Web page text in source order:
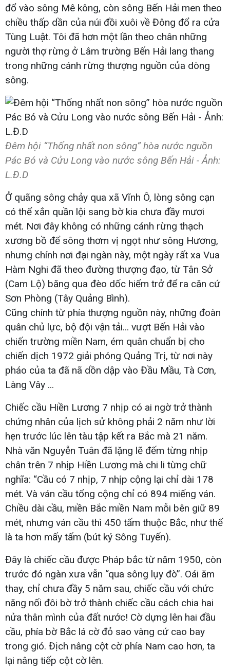
đổ vào sông Mê kông, còn sông Bến Hải men theo
chiều thấp dần của núi đồi xuôi về Đông đổ ra cửa
Tùng Luật. Tôi đã hơn một lần theo chân những
người thợ rừng ở Lâm trường Bến Hải lang thang
trong những cánh rừng thượng nguồn của dòng
sông.
Đêm hội “Thống nhất non sông” hòa nước nguồn
Pác Bó và Cửu Long vào nước sông Bến Hải - Ảnh:
L.Đ.D
Ở quãng sông chảy qua xã Vĩnh Ô, lòng sông cạn
có thể xắn quần lội sang bờ kia chưa đầy mươi
mét. Nơi đây không có những cánh rừng thạch
xương bồ để sông thơm vị ngọt như sông Hương,
nhưng chính nơi đại ngàn này, một ngày rất xa Vua
Hàm Nghi đã theo đường thượng đạo, từ Tân Sở
(Cam Lộ) băng qua đèo dốc hiểm trở để ra căn cứ
Sơn Phòng (Tây Quảng Bình).
Cũng chính từ phía thượng nguồn này, những đoàn
quân chủ lực, bộ đội vận tải... vượt Bến Hải vào
chiến trường miền Nam, ém quân chuẩn bị cho
chiến dịch 1972 giải phóng Quảng Trị, từ nơi này
pháo của ta đã nã dồn dập vào Đầu Mầu, Tà Cơn,
Làng Vây ...
Chiếc cầu Hiền Lương 7 nhịp có ai ngờ trở thành
chứng nhân của lịch sử không phải 2 năm như lời
hẹn trước lúc lên tàu tập kết ra Bắc mà 21 năm.
Nhà văn Nguyễn Tuân đã lặng lẽ đếm từng nhịp
chân trên 7 nhịp Hiền Lương mà chi li từng chữ
nghĩa: “Cầu có 7 nhịp, 7 nhịp cộng lại chỉ dài 178
mét. Và ván cầu tổng cộng chỉ có 894 miếng ván.
Chiều dài cầu, miền Bắc miền Nam mỗi bên giữ 89
mét, nhưng ván cầu thì 450 tấm thuộc Bắc, như thế
là ta hơn mấy tấm (bút ký Sông Tuyến).
Đây là chiếc cầu được Pháp bắc từ năm 1950, còn
trước đó ngàn xưa vẫn “qua sông lụy đò”. Oái ăm
thay, chỉ chưa đầy 5 năm sau, chiếc cầu với chức
năng nối đôi bờ trở thành chiếc cầu cách chia hai
nửa thân mình của đất nước! Cờ dựng lên hai đầu
cầu, phía bờ Bắc lá cờ đỏ sao vàng cứ cao bay
trong gió. Địch nâng cột cờ phía Nam cao hơn, ta
lại nâng tiếp cột cờ lên.